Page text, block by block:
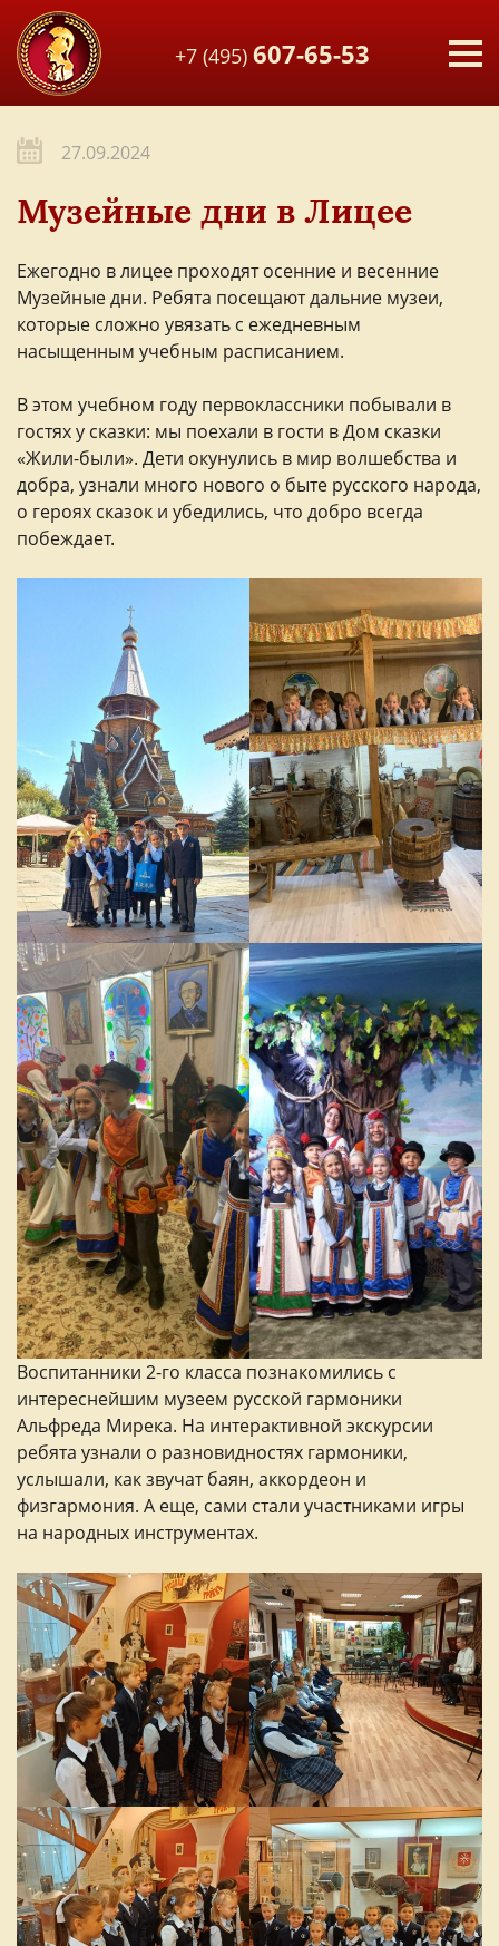
+7 (495) 607-65-53
27.09.2024
Музейные дни в Лицее
Ежегодно в лицее проходят осенние и весенние
Музейные дни. Ребята посещают дальние музеи,
которые сложно увязать с ежедневным
насыщенным учебным расписанием.
В этом учебном году первоклассники побывали в
гостях у сказки: мы поехали в гости в Дом сказки
«Жили-были». Дети окунулись в мир волшебства и
добра, узнали много нового о быте русского народа,
о героях сказок и убедились, что добро всегда
побеждает.
Воспитанники 2-го класса познакомились с
интереснейшим музеем русской гармоники
Альфреда Мирека. На интерактивной экскурсии
ребята узнали о разновидностях гармоники,
услышали, как звучат баян, аккордеон и
физгармония. А еще, сами стали участниками игры
на народных инструментах.